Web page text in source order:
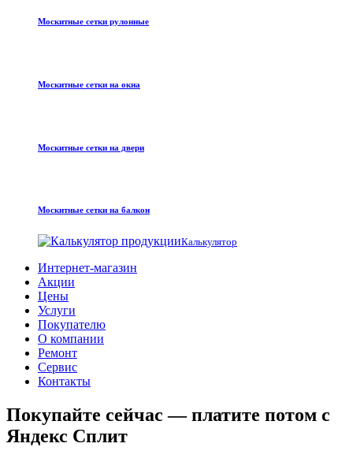
Москитные сетки рулонные
Москитные сетки на окна
Москитные сетки на двери
Москитные сетки на балкон
Калькулятор
Интернет-магазин
Акции
Цены
Услуги
Покупателю
О компании
Ремонт
Сервис
Контакты
Покупайте сейчас —платите потом c
Яндекс Сплит